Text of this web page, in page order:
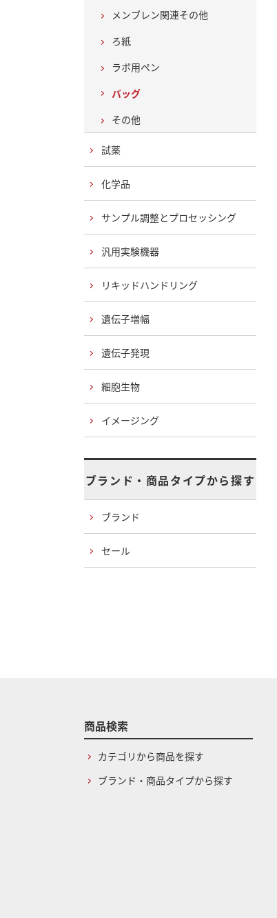
メンブレン関連その他
ろ紙
ラボ用ペン
バッグ
その他
試薬
化学品
サンプル調整とプロセッシング
汎用実験機器
リキッドハンドリング
遺伝子増幅
遺伝子発現
細胞生物
イメージング
ブランド・商品タイプから探す
ブランド
セール
商品検索
カテゴリから商品を探す
ブランド・商品タイプから探す